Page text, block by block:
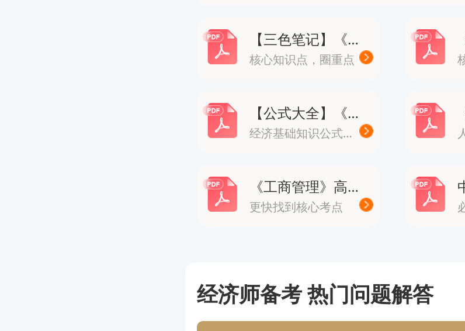
HR从业人员
想提升人力资源管理能力的人群
整体来看，这个专业记忆型内容较多
轻松。
3、知识产权：新增专业，竞争压力
还比较简洁，因此被不少考生视为“低
一。
【三色笔记】《经济基础知识》· 修正版
核心知识点，圈重点
【公式大全】《经济基础知识》公式
经济基础知识公式大全
《工商管理》高频考点
更快找到核心考点
经济师备考 热门问题解答